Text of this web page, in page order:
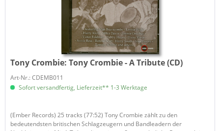
Tony Crombie: Tony Crombie - A Tribute (CD)
Art-Nr.: CDEMB011
Sofort versandfertig, Lieferzeit** 1-3 Werktage
(Ember Records) 25 tracks (77:52) Tony Crombie zählt zu den
bedeutendsten britischen Schlagzeugern und Bandleadern der